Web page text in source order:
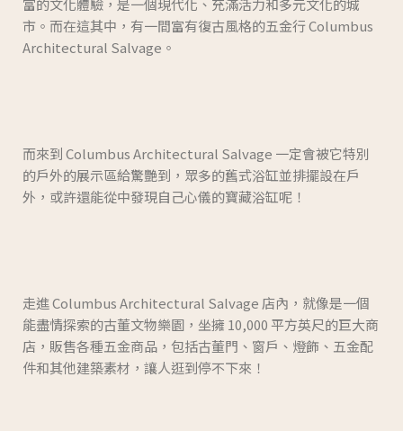
富的文化體驗，是一個現代化、充滿活力和多元文化的城
市。而在這其中，有一間富有復古風格的五金行 Columbus
Architectural Salvage。
而來到 Columbus Architectural Salvage 一定會被它特別
的戶外的展示區給驚艷到，眾多的舊式浴缸並排擺設在戶
外，或許還能從中發現自己心儀的寶藏浴缸呢！
走進 Columbus Architectural Salvage 店內，就像是一個
能盡情探索的古董文物樂園，坐擁 10,000 平方英尺的巨大商
店，販售各種五金商品，包括古董門、窗戶、燈飾、五金配
件和其他建築素材，讓人逛到停不下來！